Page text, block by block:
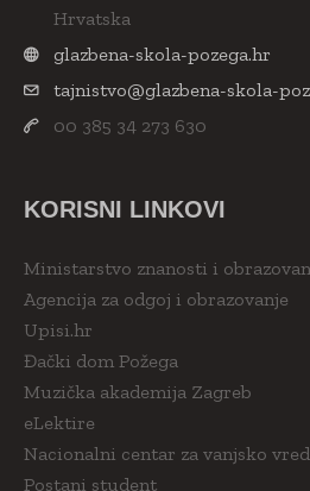
Hrvatska
glazbena-skola-pozega.hr
tajnistvo@glazbena-skola-
00 385 34 273 630
KORISNI LINKOVI
Ministarstvo znanosti i
Agencija za odgoj i obrazovanje
Upisi.hr
Đački dom Požega
Muzička akademija Zagreb
eLektire
Nacionalni centar za vanjsko
Postani student